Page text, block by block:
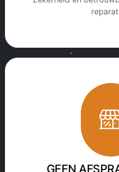
GEEN